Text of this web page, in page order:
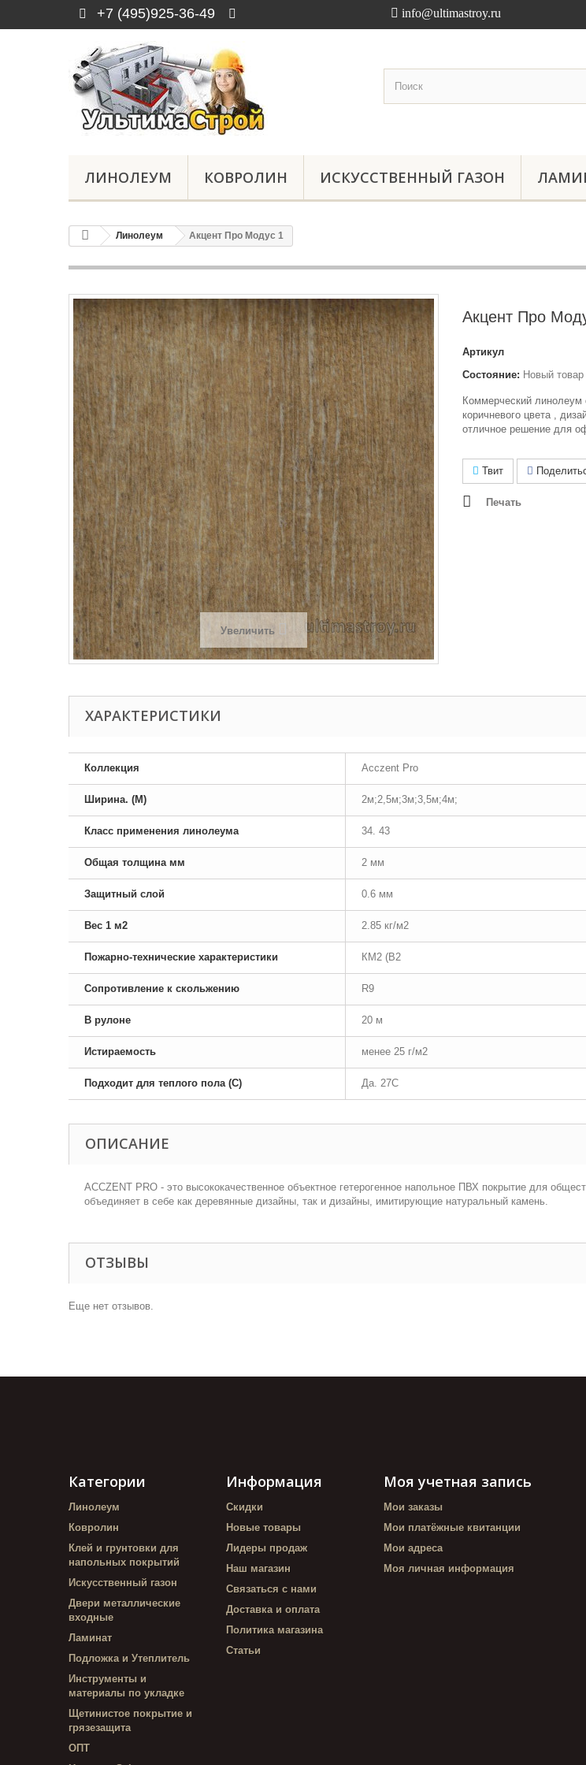
+7 (495)925-36-49 info@ultimastroy.ru
ЛИНОЛЕУМ КОВРОЛИН ИСКУССТВЕННЫЙ ГАЗОН
Линолеум Акцент Про Модус 1
Увеличить
Акцент Про
Артикул
Состояние: Новый товар
Коммерческий линолеум
коричневого цвета ,
отличное решение для
Твит
Печать
ХАРАКТЕРИСТИКИ
Коллекция Acczent Pro
Ширина. (М) 2м;2,5м;3м;3,5м;4м;
Класс применения линолеума 34. 43
Общая толщина мм 2 мм
Защитный слой 0.6 мм
Вес 1 м2 2.85 кг/м2
Пожарно-технические характеристики КМ2 (В2
Сопротивление к скольжению R9
В рулоне 20 м
Истираемость менее 25 г/м2
Подходит для теплого пола (С) Да. 27С
ОПИСАНИЕ
АCCZENT PRO - это высококачественное объектное гетерогенное напольное ПВХ покрытие для
объединяет в себе как деревянные дизайны, так и дизайны, имитирующие натуральный камень.
ОТЗЫВЫ
Еще нет отзывов.
Категории
Линолеум
Ковролин
Клей и грунтовки для
напольных покрытий
Искусственный газон
Двери металлические
входные
Ламинат
Подложка и Утеплитель
Инструменты и
материалы по укладке
Щетинистое покрытие и
грязезащита
ОПТ
Информация
Скидки
Новые товары
Лидеры продаж
Наш магазин
Связаться с нами
Доставка и оплата
Политика магазина
Статьи
Моя учетная запись
Мои заказы
Мои платёжные квитанции
Мои адреса
Моя личная информация